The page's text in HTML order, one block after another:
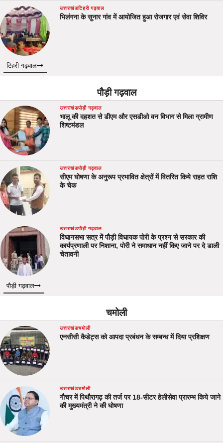
उत्तराखंडटिहरी गढ़वाल
भिलंगना के सुनार गांव में आयोजित हुआ रोजगार एवं सेवा शिविर
टिहरी गढ़वाल
पौड़ी गढ़वाल
उत्तराखंडपौड़ी गढ़वाल
भालू की दहशत से डीएम और एसडीओ वन विभाग से मिला ग्रामीण
शिष्टमंडल
उत्तराखंडपौड़ी गढ़वाल
सीएम घोषणा के अनुरूप प्रभावित क्षेत्रों में वितरित किये राहत राशि
के चेक
उत्तराखंडपौड़ी गढ़वाल
विधानसभा सत्र में पौड़ी विधायक पोरी के प्रश्न से सरकार की
कार्यप्रणाली पर निशाना, पोरी ने समाधान नहीं किए जाने पर दे डाली
चेतावनी
पौड़ी गढ़वाल
चमोली
उत्तराखंडचमोली
एनसीसी कैडेट्स को आपदा प्रबंधन के सम्बन्ध में दिया प्रशिक्षण
उत्तराखंडचमोली
गौचर में पिथौरागढ़ की तर्ज पर 18-सीटर हेलीसेवा प्रारम्भ किये जाने
की मुख्यमंत्री ने की घोषणा